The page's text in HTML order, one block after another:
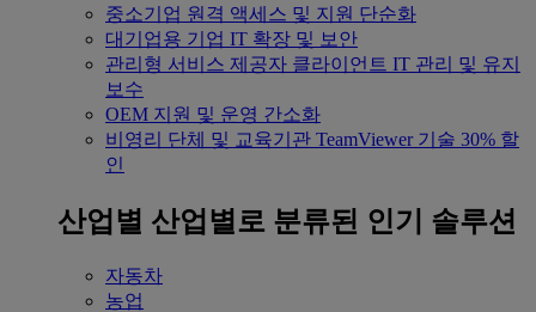
중소기업 원격 액세스 및 지원 단순화
대기업용 기업 IT 확장 및 보안
관리형 서비스 제공자 클라이언트 IT 관리 및 유지
보수
OEM 지원 및 운영 간소화
비영리 단체 및 교육기관 TeamViewer 기술 30% 할
인
산업별 산업별로 분류된 인기 솔루션
자동차
농업